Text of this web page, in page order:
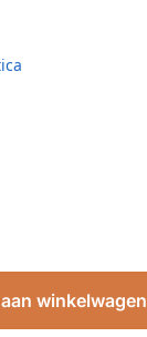
winkelwagen